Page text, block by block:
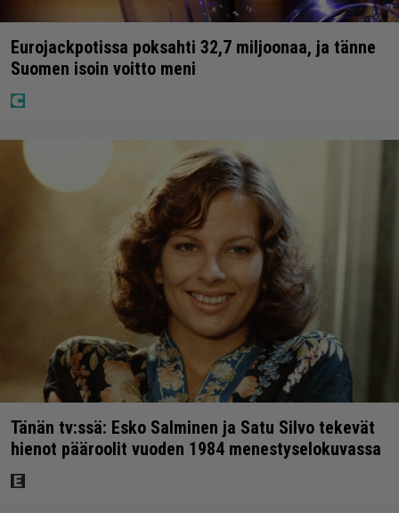
Eurojackpotissa poksahti 32,7 miljoonaa, ja tänne
Suomen isoin voitto meni
Tänän tv:ssä: Esko Salminen ja Satu Silvo tekevät
hienot pääroolit vuoden 1984 menestyselokuvassa